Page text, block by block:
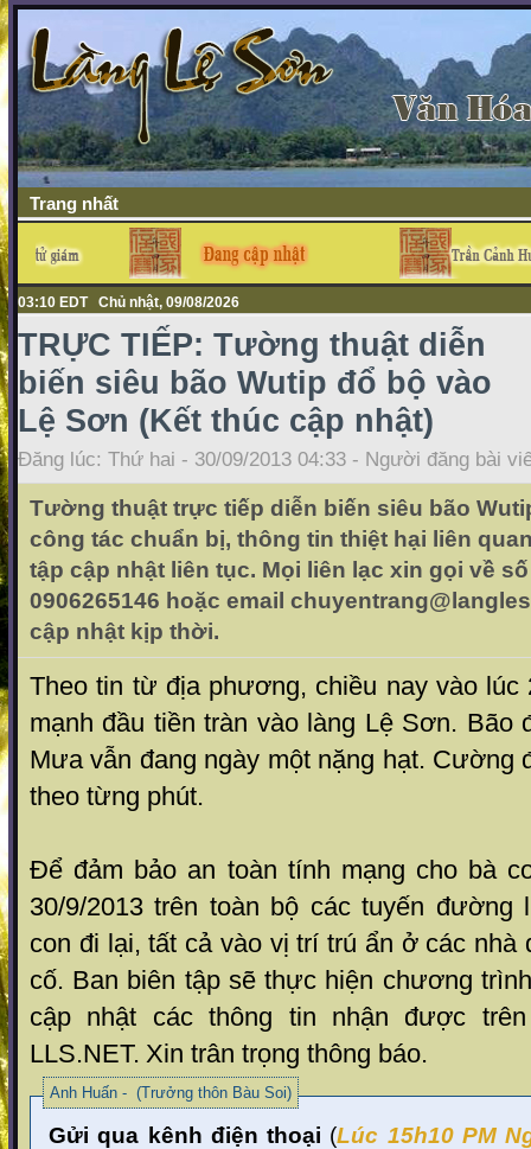
Trang nhất
03:10 EDT Chủ nhật, 09/08/2026
TRỰC TIẾP: Tường thuật diễn
biến siêu bão Wutip đổ bộ vào
Lệ Sơn (Kết thúc cập nhật)
Đăng lúc: Thứ hai - 30/09/2013 04:33 - Người đăng bài
Tường thuật trực tiếp diễn biến siêu bão
công tác chuẩn bị, thông tin thiệt hại liên
tập cập nhật liên tục. Mọi liên lạc xin gọi về
0906265146 hoặc email
cập nhật kịp thời.
Theo tin từ địa phương, chiều nay vào lúc
mạnh đầu tiền tràn vào làng Lệ Sơn. Bão
Mưa vẫn đang ngày một nặng hạt. Cường
theo từng phút.
Để đảm bảo an toàn tính mạng cho bà
30/9/2013 trên toàn bộ các tuyến đường
con đi lại, tất cả vào vị trí trú ẩn ở các nhà
cố. Ban biên tập sẽ thực hiện chương
cập nhật các thông tin nhận được
LLS.NET. Xin trân trọng thông báo.
Anh Huấn - (Trưởng thôn Bàu Soi)
Gửi qua kênh điện thoại (Lúc 15h10 PM